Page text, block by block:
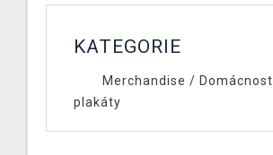
KATEGORIE
Merchandise / Domácnost
plakáty